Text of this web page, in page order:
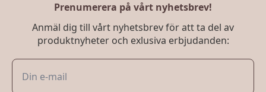
Prenumerera på vårt nyhetsbrev!
Anmäl dig till vårt nyhetsbrev för att ta del av
produktnyheter och exlusiva erbjudanden: